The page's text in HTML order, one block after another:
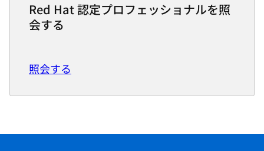
Red Hat 認定プロフェッショナルを照
会する
照会する